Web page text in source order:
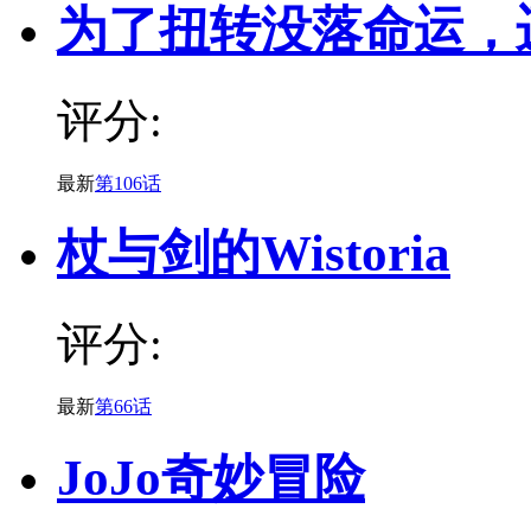
为了扭转没落命运
评分:
最新第106话
杖与剑的Wistoria
评分:
最新第66话
JoJo奇妙冒险